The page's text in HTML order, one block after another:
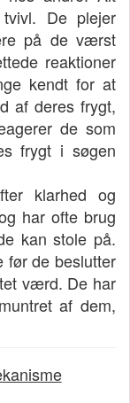
De plejer
på de værst
reaktioner
kendt for at
af deres frygt,
de som
frygt i søgen
klarhed og
har ofte brug
kan stole på.
før de beslutter
værd. De har
af dem,